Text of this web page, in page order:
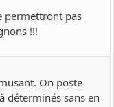
permettront pas
!!!
On poste
déterminés sans en